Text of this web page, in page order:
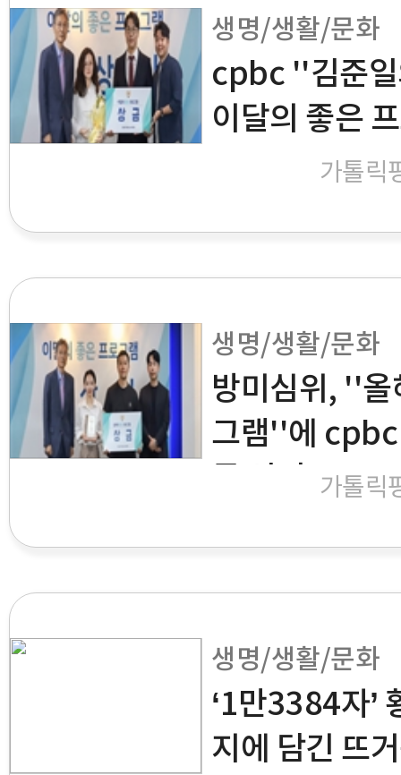
생명/생활/문화
cpbc ''김준
이달의 좋은
가톨릭
생명/생활/문화
방미심위, ''올
그램''에
가톨릭
생명/생활/문화
‘1만3384자’
지에 담긴 뜨